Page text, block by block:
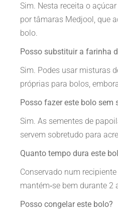
Sim. Nesta receita o
por tâmaras Medjool, que
bolo.
Posso substituir a farinha
Sim. Podes usar misturas
próprias para bolos,
Posso fazer este bolo sem
Sim. As sementes de
servem sobretudo para
Quanto tempo dura este
Conservado num
mantém‑se bem durante 2
Posso congelar este bolo?